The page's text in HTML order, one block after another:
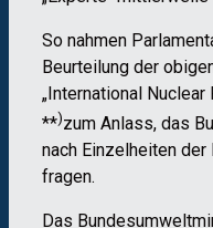
So nahmen
Beurteilung der
„International
**)zum Anlass, das
nach Einzelheiten
fragen.
Das